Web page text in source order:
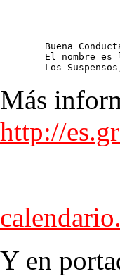
Los
Más
http://
Y en